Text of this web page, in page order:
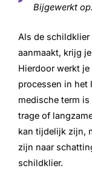
Bijgewerkt
Als de
aanmaakt, krijg
Hierdoor werkt
processen in het
medische term
trage of
kan tijdelijk zijn,
zijn naar
schildklier.
Behandeling
Zwangerschap